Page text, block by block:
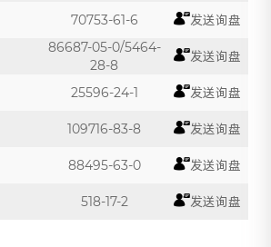
70753-61-6 发送询盘
86687-05-0/5464-
28-8
发送询盘
25596-24-1 发送询盘
109716-83-8 发送询盘
88495-63-0 发送询盘
518-17-2 发送询盘